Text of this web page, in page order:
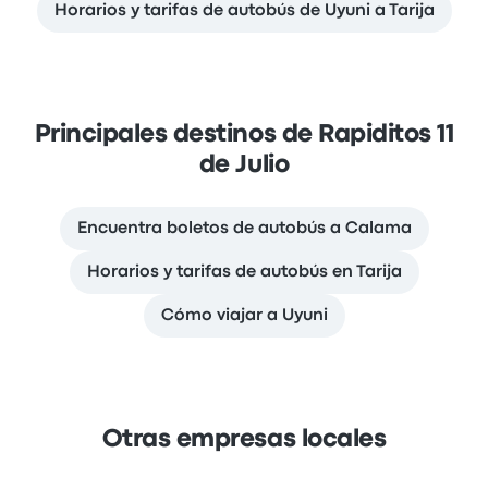
Horarios y tarifas de autobús de Uyuni a Tarija
Principales destinos de Rapiditos 11
de Julio
Encuentra boletos de autobús a Calama
Horarios y tarifas de autobús en Tarija
Cómo viajar a Uyuni
Otras empresas locales